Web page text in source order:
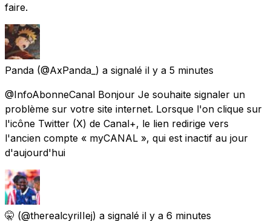
faire.
Panda (@AxPanda_) a signalé il y a 5 minutes
@InfoAbonneCanal Bonjour Je souhaite signaler un
problème sur votre site internet. Lorsque l'on clique sur
l'icône Twitter (X) de Canal+, le lien redirige vers
l'ancien compte « myCANAL », qui est inactif au jour
d'aujourd'hui
🤫 (@therealcyriIIej) a signalé il y a 6 minutes